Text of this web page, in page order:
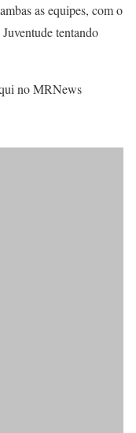
as equipes, com o
tentando
no MRNews